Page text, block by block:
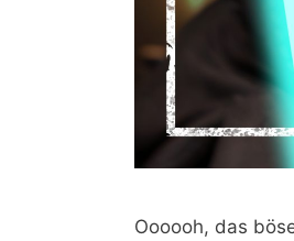
Oooooh, das